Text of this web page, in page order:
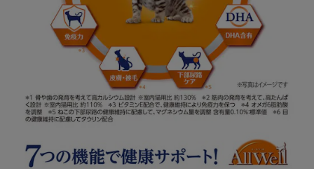
※種類により内容量が異なりますので、ご確認の上お買い求
めください。